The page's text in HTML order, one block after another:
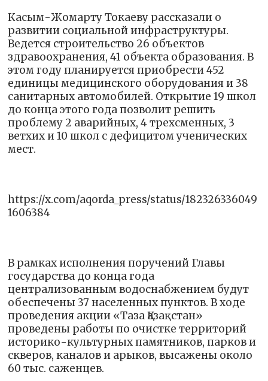
Касым-Жомарту Токаеву рассказали о
развитии социальной инфраструктуры.
Ведется строительство 26 объектов
здравоохранения, 41 объекта образования. В
этом году планируется приобрести 452
единицы медицинского оборудования и 38
санитарных автомобилей. Открытие 19 школ
до конца этого года позволит решить
проблему 2 аварийных, 4 трехсменных, 3
ветхих и 10 школ с дефицитом ученических
мест.
https://x.com/aqorda_press/status/182326336049
1606384
В рамках исполнения поручений Главы
государства до конца года
централизованным водоснабжением будут
обеспечены 37 населенных пунктов. В ходе
проведения акции «Таза Қазақстан»
проведены работы по очистке территорий
историко-культурных памятников, парков и
скверов, каналов и арыков, высажены около
60 тыс. саженцев.